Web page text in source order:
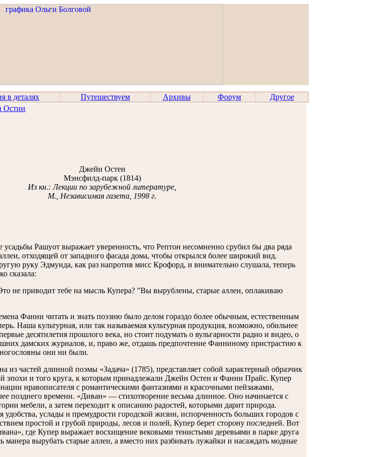
в деталях Путешествуем Архивы Форум
Другое
Остин
Джейн Остен
Мэнсфилд-парк (1814)
Из кн.: Лекции по зарубежной литературе,
М., Независимая газета, 1998 г.
усадьбы Рашуот выражает уверенность, что Рептон несомненно срубил бы два ряда
отходящей от западного фасада дома, чтобы открылся более широкий вид.
руку Эдмунда, как раз напротив мисс Крофорд, и внимательно слушала, теперь
сказала:
не приводит тебе на мысль Купера? "Вы вырублены, старые аллеи, оплакиваю
Фанни читать и знать поэзию было делом гораздо более обычным, естественным
Наша культурная, или так называемая культурная продукция, возможно, обильнее
десятилетия прошлого века, но стоит подумать о вульгарности радио и видео, о
дамских журналов, и, право же, отдашь предпочтение Фанниному пристрастию к
они ни были.
из частей длинной поэмы «Задача» (1785), представляет собой характерный образчик
эпохи и того круга, к которым принадлежали Джейн Остен и Фанни Прайс. Купер
нравописателя с романтическими фантазиями и красочными пейзажами,
позднего времени. «Диван» — стихотворение весьма длинное. Оно начинается с
мебели, а затем переходит к описанию радостей, которыми дарит природа.
удобства, услады и премудрости городской жизни, испорченность больших городов с
простой и грубой природы, лесов и полей, Купер берет сторону последней. Вот
где Купер выражает восхищение вековыми тенистыми деревьями в парке друга
манера вырубать старые аллеи, а вместо них разбивать лужайки и насаждать модные